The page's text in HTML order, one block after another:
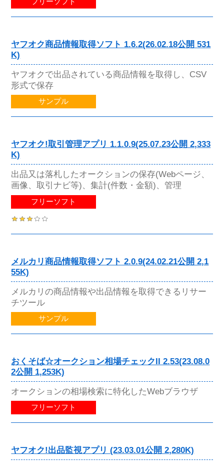
ヤフオク商品情報取得ソフト 1.6.2(26.02.18公開 531
K)
ヤフオクで出品されている商品情報を取得し、CSV
形式で保存
サンプル
ヤフオク!取引管理アプリ 1.1.0.9(25.07.23公開 2,333
K)
出品又は落札したオークションの保存(Webページ、
画像、取引ナビ等)、集計(件数・金額)、管理
フリーソフト
メルカリ商品情報取得ソフト 2.0.9(24.02.21公開 2,1
55K)
メルカリの商品情報や出品情報を取得できるリサー
チツール
サンプル
おくそば☆オークション相場チェックII 2.53(23.08.0
2公開 1,253K)
オークションの相場検索に特化したWebブラウザ
フリーソフト
ヤフオク!出品監視アプリ (23.03.01公開 2,280K)